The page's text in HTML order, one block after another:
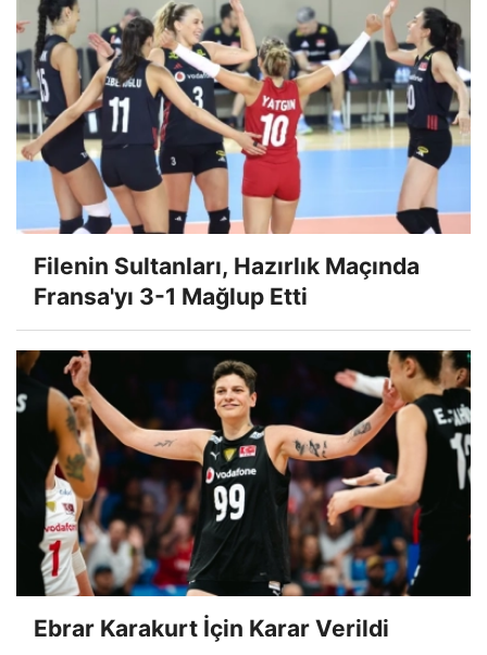
Filenin Sultanları, Hazırlık Maçında
Fransa'yı 3-1 Mağlup Etti
Ebrar Karakurt İçin Karar Verildi